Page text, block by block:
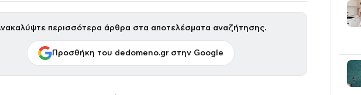
περισσότερα άρθρα στα αποτελέσματα αναζήτησης.
Προσθήκη του dedomeno.gr στην Google